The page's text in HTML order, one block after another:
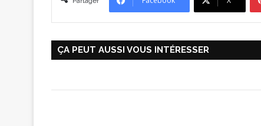
ÇA PEUT AUSSI VOUS INTÉRESSER